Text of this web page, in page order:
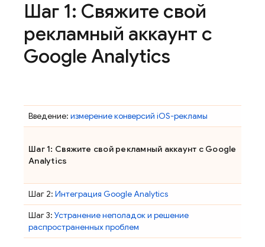
Шаг 1: Свяжите свой
рекламный аккаунт с
Google Analytics
Введение: измерение конверсий iOS-рекламы
Шаг 1: Свяжите свой рекламный аккаунт с Google
Analytics
Шаг 2: Интеграция Google Analytics
Шаг 3:Устранение неполадок и решение
распространенных проблем